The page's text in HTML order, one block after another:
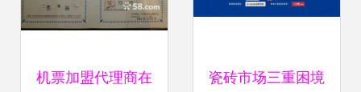
机票加盟代理商在 瓷砖市场三重困境